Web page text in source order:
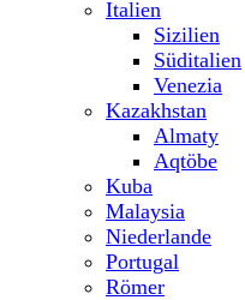
Italien
Sizilien
Süditalien
Venezia
Kazakhstan
Almaty
Aqtöbe
Kuba
Malaysia
Niederlande
Portugal
Römer